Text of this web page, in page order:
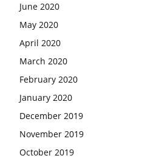
June 2020
May 2020
April 2020
March 2020
February 2020
January 2020
December 2019
November 2019
October 2019